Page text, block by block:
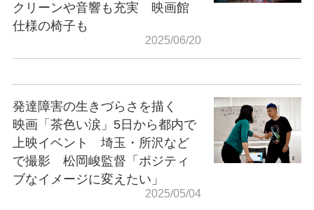
クリーンや音響も充実 映画館
仕様の椅子も
2025/06/20
発達障害の生きづらさを描く
映画「茶色い涙」5日から都内で
上映イベント 埼玉・所沢など
で撮影 松岡峻監督「ポジティ
ブなイメージに変えたい」
2025/05/04